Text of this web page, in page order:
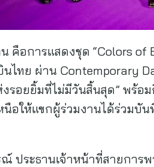
คือการแสดงชุด “Colors
ไทย ผ่าน Contemporary
งรอยยิ้มที่ไม่มีวันสิ้นสุด” พร้
นือให้แขกผู้ร่วมงานได้ร่วม
ประธานเจ้าหน้าที่สายการ